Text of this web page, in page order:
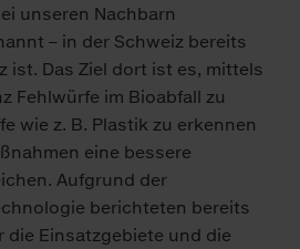
unseren Nachbarn
– in der Schweiz bereits
ist. Das Ziel dort ist es, mittels
Fehlwürfe im Bioabfall zu
wie z. B. Plastik zu erkennen
eine bessere
Aufgrund der
berichteten bereits
die Einsatzgebiete und die